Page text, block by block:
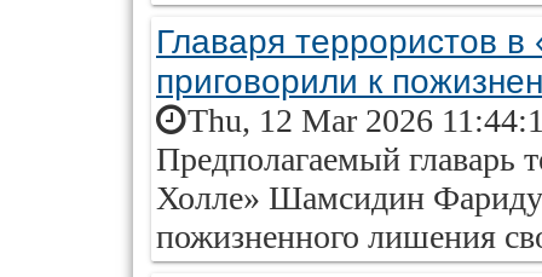
Главаря террористов
приговорили к
Thu, 12 Mar 2026
Предполагаемый главарь
Холле» Шамсидин
пожизненного лишения